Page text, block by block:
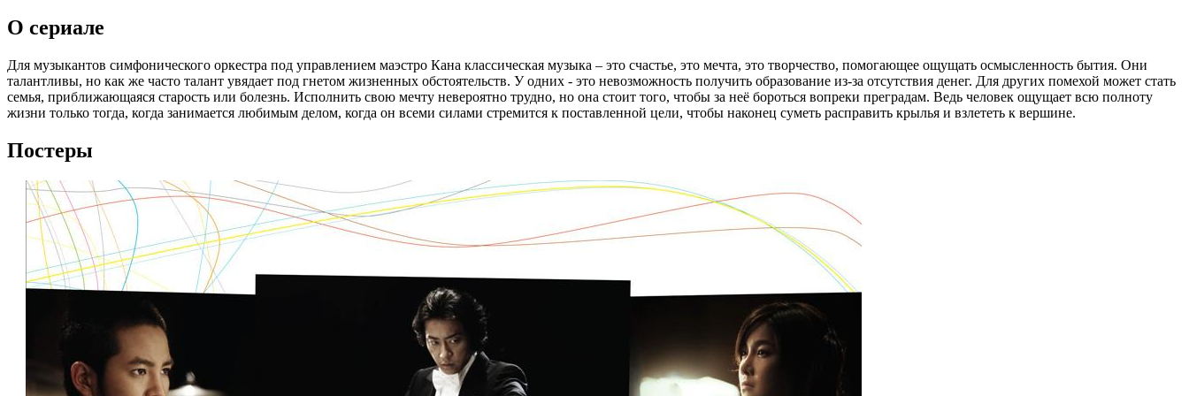
О сериале
Для музыкантов симфонического оркестра под управлением маэстро Кана классическая музыка – это счастье, это мечта, это творчество, помогающее ощущать осмысленность бытия. Они
талантливы, но как же часто талант увядает под гнетом жизненных обстоятельств. У одних - это невозможность получить образование из-за отсутствия денег. Для других помехой может стать
семья, приближающаяся старость или болезнь. Исполнить свою мечту невероятно трудно, но она стоит того, чтобы за неё бороться вопреки преградам. Ведь человек ощущает всю полноту
жизни только тогда, когда занимается любимым делом, когда он всеми силами стремится к поставленной цели, чтобы наконец суметь расправить крылья и взлететь к вершине.
Постеры